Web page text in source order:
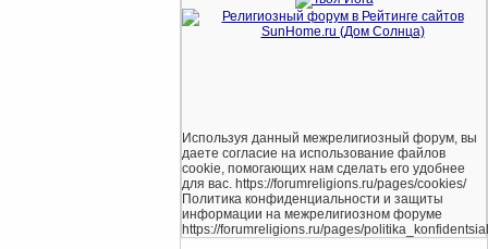
Используя данный межрелигиозный форум, вы
даете согласие на использование файлов
cookie, помогающих нам сделать его удобнее
для вас. https://forumreligions.ru/pages/cookies/
Политика конфиденциальности и защиты
информации на межрелигиозном форуме
https://forumreligions.ru/pages/